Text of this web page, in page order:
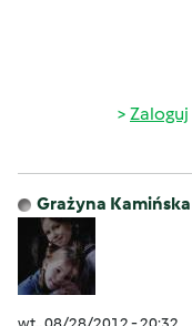
Zaloguj
Grażyna Kamińska